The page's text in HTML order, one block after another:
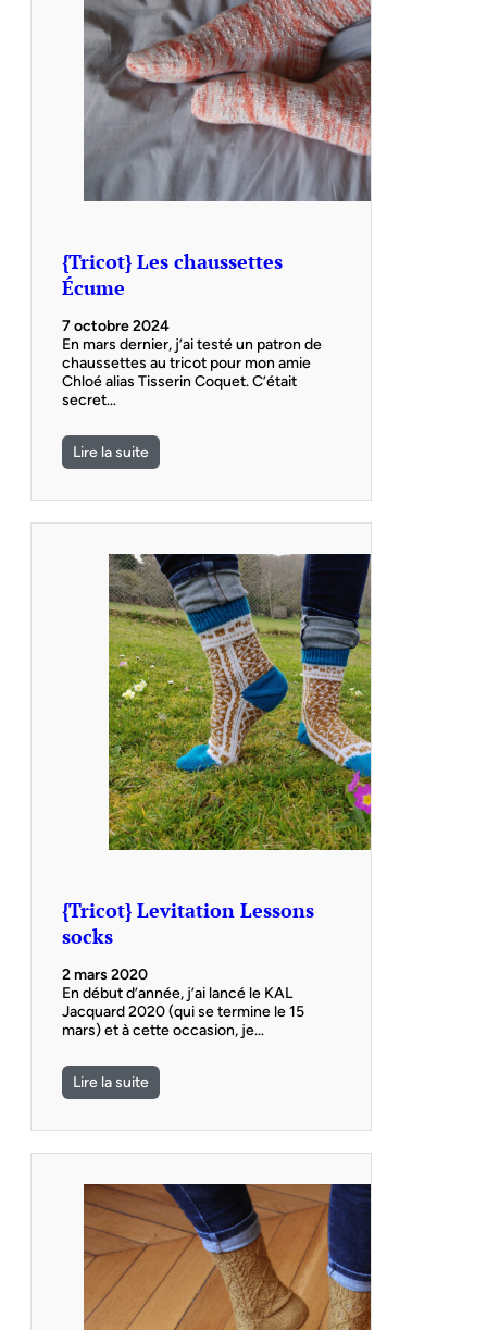
{Tricot} Les chaussettes
Écume
7 octobre 2024
En mars dernier, j’ai testé un patron de
chaussettes au tricot pour mon amie
Chloé alias Tisserin Coquet. C’était
secret…
Lire la suite
{Tricot} Levitation Lessons
socks
2 mars 2020
En début d’année, j’ai lancé le KAL
Jacquard 2020 (qui se termine le 15
mars) et à cette occasion, je…
Lire la suite